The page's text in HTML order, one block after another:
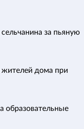
за пьяную
жителей дома при
образовательные